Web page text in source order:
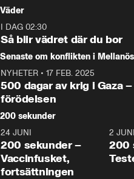
tonårsutvisningarna och hur
Moderaterna ska locka
väljare till valet i höst.
Väder
I DAG 02:30
Så blir vädret där du bor
Senaste om konflikten i
NYHETER • 17 FEB. 2025
500 dagar av krig i Gaza
förödelsen
200 sekunder
5:00
24 JUNI
200 sekunder –
Vaccinfusket,
fortsättningen
2 JUNI
200